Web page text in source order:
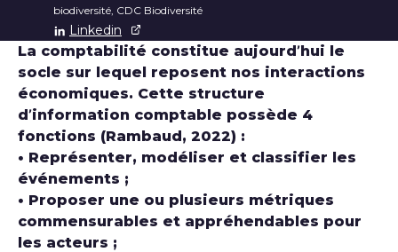
biodiversité, CDC Biodiversité
Linkedin
La comptabilité constitue aujourd’hui le
socle sur lequel reposent nos interactions
économiques. Cette structure
d’information comptable possède 4
fonctions (Rambaud, 2022) :
• Représenter, modéliser et classifier les
événements ;
• Proposer une ou plusieurs métriques
commensurables et appréhendables pour
les acteurs ;